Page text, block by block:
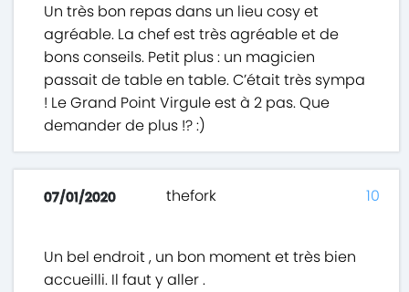
Un très bon repas dans un lieu cosy et
agréable. La chef est très agréable et de
bons conseils. Petit plus : un magicien
passait de table en table. C’était très sympa
! Le Grand Point Virgule est à 2 pas. Que
demander de plus !? :)
07/01/2020 thefork
Un bel endroit , un bon moment et très bien
accueilli. Il faut y aller .
10